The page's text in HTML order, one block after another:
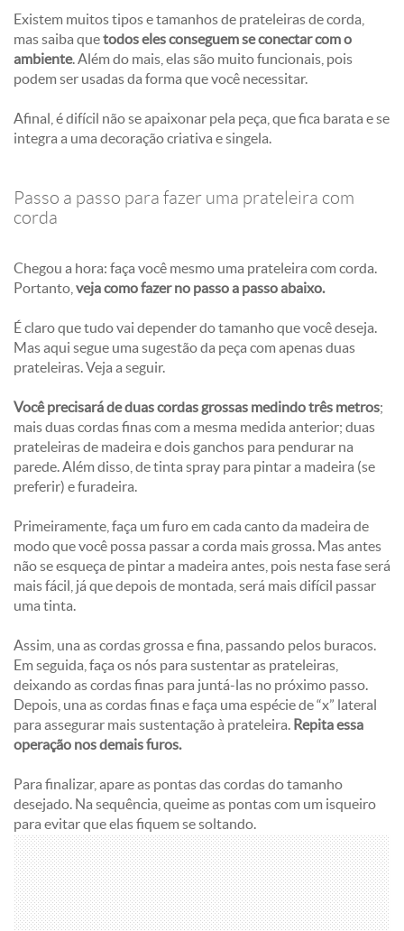
Existem muitos tipos e tamanhos de prateleiras de corda,
mas saiba quetodos eles conseguem se conectar com o
ambiente. Além do mais, elas são muito funcionais, pois
podem ser usadas da forma que você necessitar.
Afinal, é difícil não se apaixonar pela peça, que fica barata e se
integra a uma decoração criativa e singela.
Passo a passo para fazer uma prateleira com
corda
Chegou a hora: faça você mesmo uma prateleira com corda.
Portanto, veja como fazer no passo a passo abaixo.
É claro que tudo vai depender do tamanho que você deseja.
Mas aqui segue uma sugestão da peça com apenas duas
prateleiras. Veja a seguir.
Você precisará de duas cordas grossas medindo três metros;
mais duas cordas finas com a mesma medida anterior; duas
prateleiras de madeira e dois ganchos para pendurar na
parede. Além disso, de tinta spray para pintar a madeira (se
preferir) e furadeira.
Primeiramente, faça um furo em cada canto da madeira de
modo que você possa passar a corda mais grossa. Mas antes
não se esqueça de pintar a madeira antes, pois nesta fase será
mais fácil, já que depois de montada, será mais difícil passar
uma tinta.
Assim, una as cordas grossa e fina, passando pelos buracos.
Em seguida, faça os nós para sustentar as prateleiras,
deixando as cordas finas para juntá-las no próximo passo.
Depois, una as cordas finas e faça uma espécie de “x” lateral
para assegurar mais sustentação à prateleira. Repita essa
operação nos demais furos.
Para finalizar, apare as pontas das cordas do tamanho
desejado. Na sequência, queime as pontas com um isqueiro
para evitar que elas fiquem se soltando.